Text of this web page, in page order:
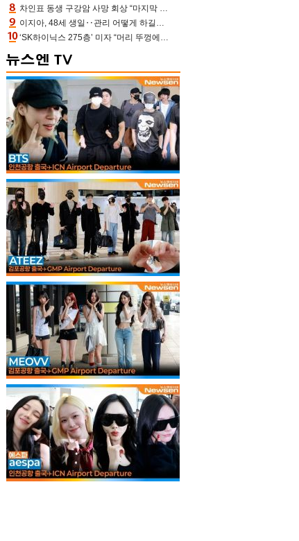
차인표 동생 구강암 사망 회상 “마지막 순간 동생 손 잡아준 신애라, 두고두고 고마워” (신애라이프)
이지아, 48세 생일‥관리 어떻게 하길래 놀라운 동안 미모
‘SK하이닉스 275층’ 미자 “머리 뚜껑에서 사, 주식만 안 해도 돈 버는 것”